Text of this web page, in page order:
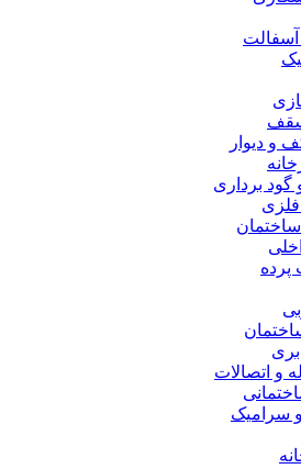
آسفالت
و دیوار
گود برداری
و اتصالات
سرامیک